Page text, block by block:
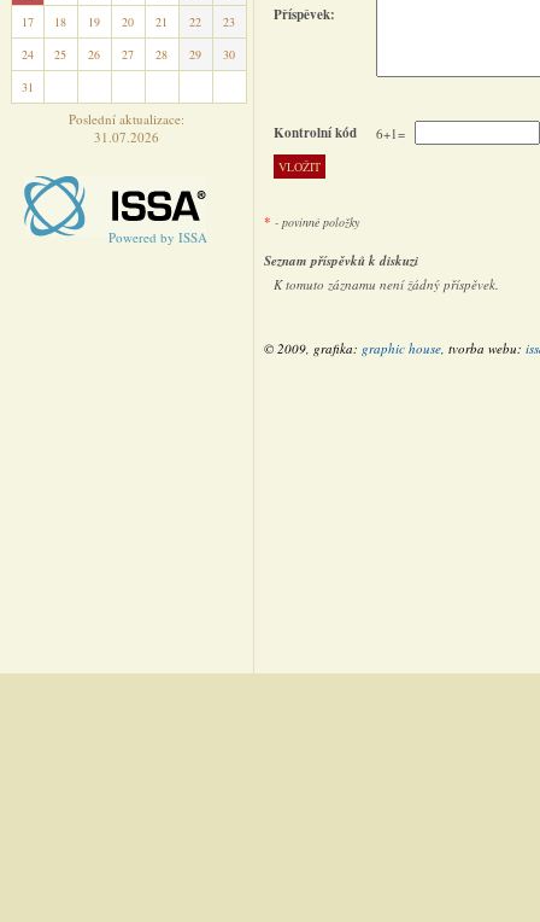
17
18 19 20 21 22
23
24
25 26 27 28 29
30
31
Poslední aktualizace:
31.07.2026
Powered by ISSA
Příspěvek:
Kontrolní kód 6+1=
* - povinné položky
Seznam příspěvků k diskuzi
K tomuto záznamu není žádný příspěvek.
© 2009, grafika: graphic house, tvorba webu: